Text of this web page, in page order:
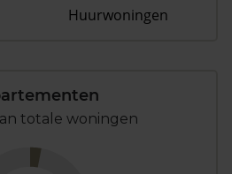
Huurwoningen
totale woningen